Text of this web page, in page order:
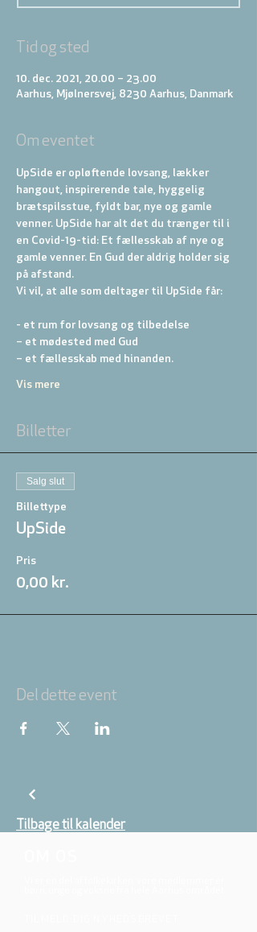
Tid og sted
10. dec. 2021, 20.00 – 23.00
Aarhus, Mjølnersvej, 8230 Aarhus, Danmark
Om eventet
UpSide er opløftende lovsang, lækker
hangout, inspirerende tale, hyggelig
brætspilsstue, fyldt bar, nye og gamle
venner. UpSide har alt det du trænger til i
en Covid-19-tid: Et fællesskab af nye og
gamle venner. En Gud der aldrig holder sig
på afstand.
Vi vil, at alle som deltager til UpSide får:
- et rum for lovsang og tilbedelse
– et mødested med Gud
– et fællesskab med hinanden.
Vis mere
Billetter
Salg slut
Billettype
UpSide
Pris
0,00 kr.
Del dette event
Tilbage til kalender